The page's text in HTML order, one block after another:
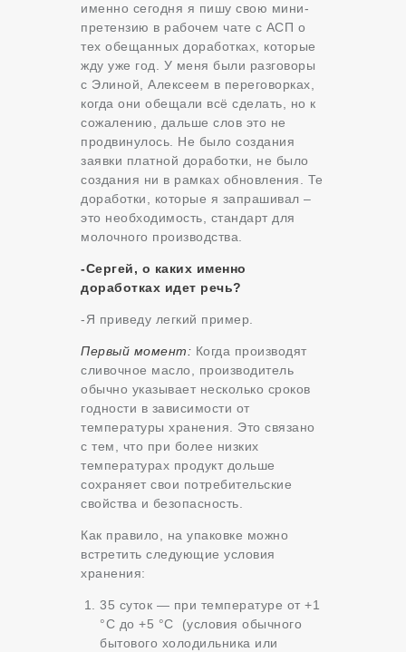
именно сегодня я пишу свою мини-
претензию в рабочем чате с АСП о
тех обещанных доработках, которые
жду уже год. У меня были разговоры
с Элиной, Алексеем в переговорках,
когда они обещали всё сделать, но к
сожалению, дальше слов это не
продвинулось. Не было создания
заявки платной доработки, не было
создания ни в рамках обновления. Те
доработки, которые я запрашивал –
это необходимость, стандарт для
молочного производства.
-Сергей, о каких именно
доработках идет речь?
-Я приведу легкий пример.
Первый момент: Когда производят
сливочное масло, производитель
обычно указывает несколько сроков
годности в зависимости от
температуры хранения. Это связано
с тем, что при более низких
температурах продукт дольше
сохраняет свои потребительские
свойства и безопасность.
Как правило, на упаковке можно
встретить следующие условия
хранения:
35 суток — при температуре от +1
°C до +5 °C (условия обычного
бытового холодильника или